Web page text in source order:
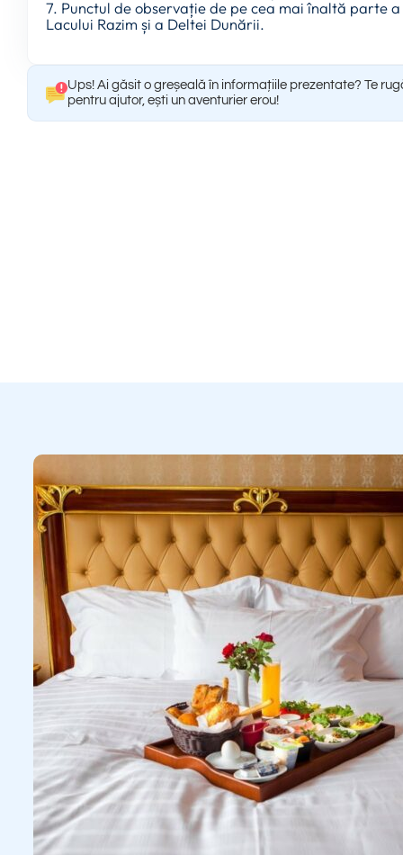
7. Punctul de observație de pe cea mai înaltă parte
Lacului Razim și a Deltei Dunării.
Ups! Ai găsit o greșeală în informațiile prezentate? Te
pentru ajutor, ești un aventurier erou!